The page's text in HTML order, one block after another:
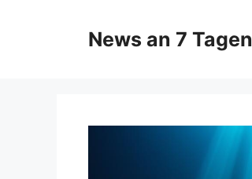
News an 7 Tagen